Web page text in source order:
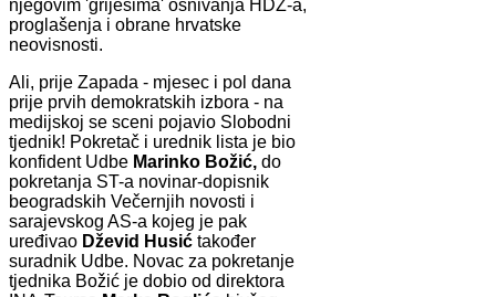
njegovim 'grijesima' osnivanja HDZ-a,
proglašenja i obrane hrvatske
neovisnosti.
Ali, prije Zapada - mjesec i pol dana
prije prvih demokratskih izbora - na
medijskoj se sceni pojavio Slobodni
tjednik! Pokretač i urednik lista je bio
konfident Udbe Marinko Božić, do
pokretanja ST-a novinar-dopisnik
beogradskih Večernjih novosti i
sarajevskog AS-a kojeg je pak
uređivao Dževid Husić također
suradnik Udbe. Novac za pokretanje
tjednika Božić je dobio od direktora